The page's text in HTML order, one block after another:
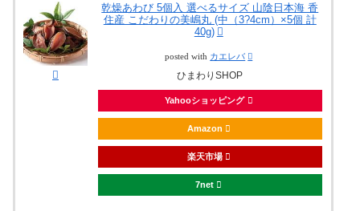
乾燥あわび 5個入 選べるサイズ 山陰日本海 香
住産 こだわりの美嶋丸 (中（3?4cm）×5個 計
40g)
posted with カエレバ
ひまわりSHOP
Yahooショッピング
Amazon
楽天市場
7net